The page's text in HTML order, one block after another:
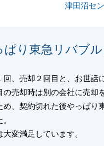
津田沼セ
ぱり東急リバブ
回、売却２回目と、お世話
の売却時は別の会社に売却
め、契約切れた後やっぱり
大変満足しています。